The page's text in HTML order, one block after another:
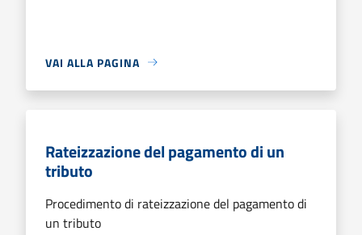
VAI ALLA PAGINA
Rateizzazione del pagamento di un
tributo
Procedimento di rateizzazione del pagamento di
un tributo